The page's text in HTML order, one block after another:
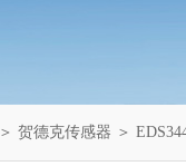
＞ 贺德克传感器 ＞